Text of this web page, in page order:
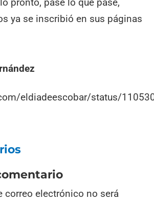
ya se inscribió en sus páginas
eldiadeescobar/status/
correo electrónico no será